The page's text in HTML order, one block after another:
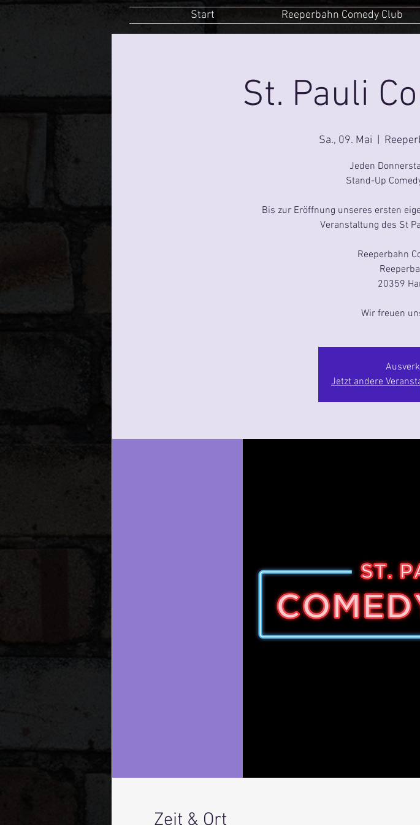
Start Reeperbahn Comedy Club
St. Pauli
Sa., 09. Mai
Jeden
Stand-Up
Bis zur Eröffnung unseres ersten
Veranstaltung des St
Reeperbahn
20359
Jetzt andere
Zeit & Ort